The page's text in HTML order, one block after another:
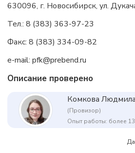
630096, г. Новосибирск, ул.
Тел.: 8 (383) 363-97-23
Факс: 8 (383) 334-09-82
e-mail: pfk@prebend.ru
Описание проверено
Комкова
(Провизор)
Опыт работы: более 13